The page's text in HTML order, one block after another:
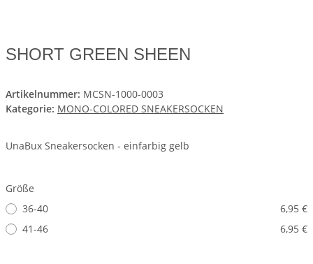
SHORT GREEN SHEEN
Artikelnummer: MCSN-1000-0003
Kategorie: MONO-COLORED SNEAKERSOCKEN
UnaBux Sneakersocken - einfarbig gelb
Größe
36-40
6,95 €
41-46
6,95 €